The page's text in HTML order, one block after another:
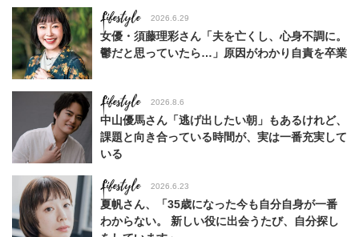
Lifestyle 2026.6.29
女優・須藤理彩さん「夫を亡くし、心身不調に。
鬱だと思っていたら…」原因がわかり自責を卒業
Lifestyle 2026.8.6
中山優馬さん「逃げ出したい朝」もあるけれど、
課題と向き合っている時間が、実は一番充実して
いる
Lifestyle 2026.6.23
夏帆さん、「35歳になった今も自分自身が一番
わからない。 新しい役に出会うたび、自分探し